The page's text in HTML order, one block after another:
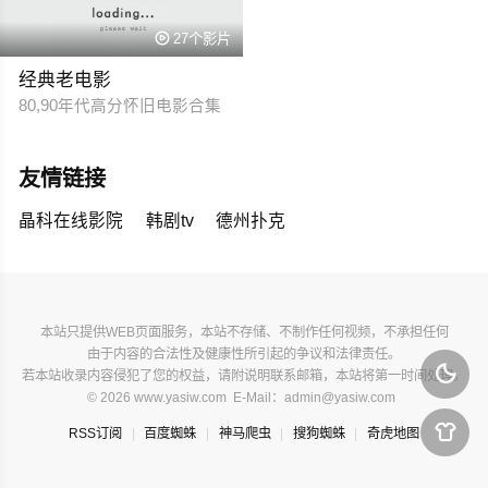
27个影片
经典老电影
80,90年代高分怀旧电影合集
友情链接
晶科在线影院 韩剧tv 德州扑克


本站只提供WEB页面服务，本站不存储、不制作任何视频，不承担任何
由于内容的合法性及健康性所引起的争议和法律责任。
若本站收录内容侵犯了您的权益，请附说明联系邮箱，本站将第一时间处理。
© 2026 www.yasiw.com E-Mail：admin@yasiw.com
RSS订阅 百度蜘蛛 神马爬虫 搜狗蜘蛛 奇虎地图